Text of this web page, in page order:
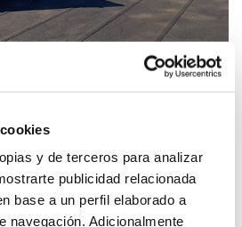
y de terceros para analizar
publicidad relacionada
base a un perfil elaborado a
navegación. Adicionalmente
la sostenibilidad y las
Siguiente